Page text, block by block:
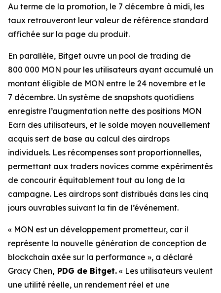
Au terme de la promotion, le 7 décembre à midi, les
taux retrouveront leur valeur de référence standard
affichée sur la page du produit.
En parallèle, Bitget ouvre un pool de trading de
800 000 MON pour les utilisateurs ayant accumulé un
montant éligible de MON entre le 24 novembre et le
7 décembre. Un système de snapshots quotidiens
enregistre l’augmentation nette des positions MON
Earn des utilisateurs, et le solde moyen nouvellement
acquis sert de base au calcul des airdrops
individuels. Les récompenses sont proportionnelles,
permettant aux traders novices comme expérimentés
de concourir équitablement tout au long de la
campagne. Les airdrops sont distribués dans les cinq
jours ouvrables suivant la fin de l’événement.
« MON est un développement prometteur, car il
représente la nouvelle génération de conception de
blockchain axée sur la performance », a déclaré
Gracy Chen, PDG de Bitget. « Les utilisateurs veulent
une utilité réelle, un rendement réel et une